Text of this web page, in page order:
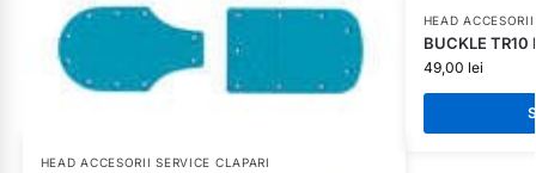
HEAD ACCESORII SERVICE CLAPARI
HEAD
BUCKLE TR10
49,00 lei